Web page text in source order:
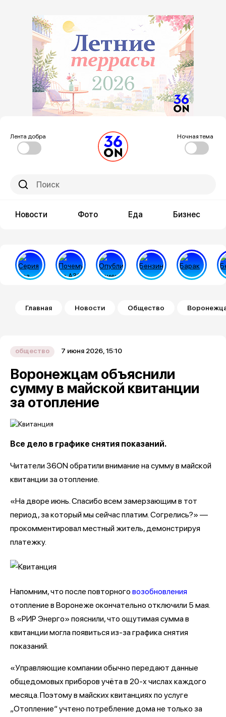
Лента добра Ночная тема
Новости Фото Еда Бизнес
Строка навигации
Главная Новости Общество
общество 7 июня 2026, 15:10
Воронежцам объяснили
сумму в майской квитанции
за отопление
Все дело в графике снятия показаний.
Читатели 36ON обратили внимание на сумму в майской
квитанции за отопление.
«На дворе июнь. Спасибо всем замерзающим в тот
период, за который мы сейчас платим. Согрелись?» —
прокомментировал местный житель, демонстрируя
платежку.
Напомним, что после повторного возобновления
отопление в Воронеже окончательно отключили 5 мая.
В «РИР Энерго» пояснили, что ощутимая сумма в
квитанции могла появиться из-за графика снятия
показаний.
«Управляющие компании обычно передают данные
общедомовых приборов учёта в 20-х числах каждого
месяца. Поэтому в майских квитанциях по услуге
„Отопление“ учтено потребление дома не только за